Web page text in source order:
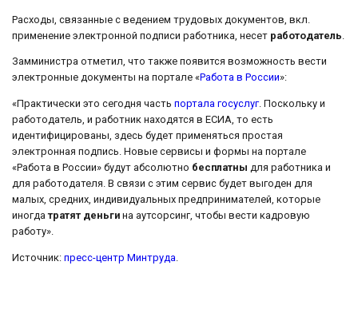
Расходы, связанные с ведением трудовых документов, вкл.
применение электронной подписи работника, несет работодатель
Замминистра отметил, что также появится возможность вести
электронные документы на портале «Работа в России»:
«Практически это сегодня часть портала госуслуг. Поскольку и
работодатель, и работник находятся в ЕСИА, то есть
идентифицированы, здесь будет применяться простая
электронная подпись. Новые сервисы и формы на портале
«Работа в России» будут абсолютно бесплатны для работника и
для работодателя. В связи с этим сервис будет выгоден для
малых, средних, индивидуальных предпринимателей, которые
иногдатратят деньги на аутсорсинг, чтобы вести кадровую
работу».
Источник: пресс-центр Минтруда.